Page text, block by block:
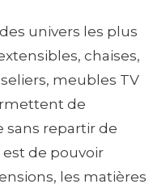
univers les plus
chaises,
meubles TV
de
sans repartir de
de pouvoir
les matières